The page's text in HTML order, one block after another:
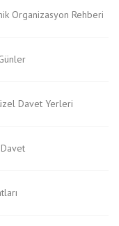
Organizasyon Rehberi
Davet Yerleri